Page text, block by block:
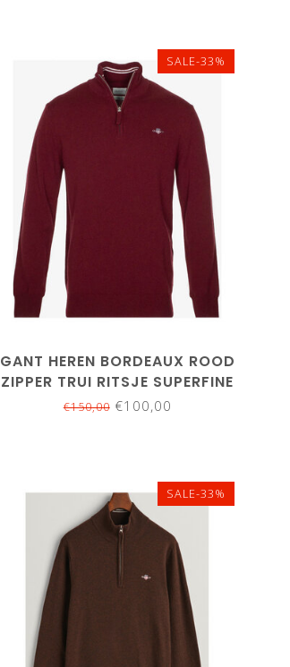
SALE-33%
XL XXL M
4XL
GANT HEREN BORDEAUX ROOD
ZIPPER TRUI RITSJE SUPERFINE
LAMSWOL
€150,00€100,00
SALE-33%